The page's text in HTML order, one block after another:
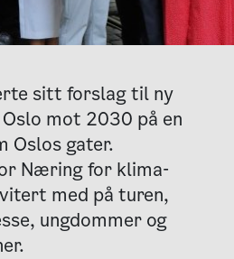
sitt forslag til ny
mot 2030 på en
Oslos gater.
Næring for klima-
med på turen,
ungdommer og